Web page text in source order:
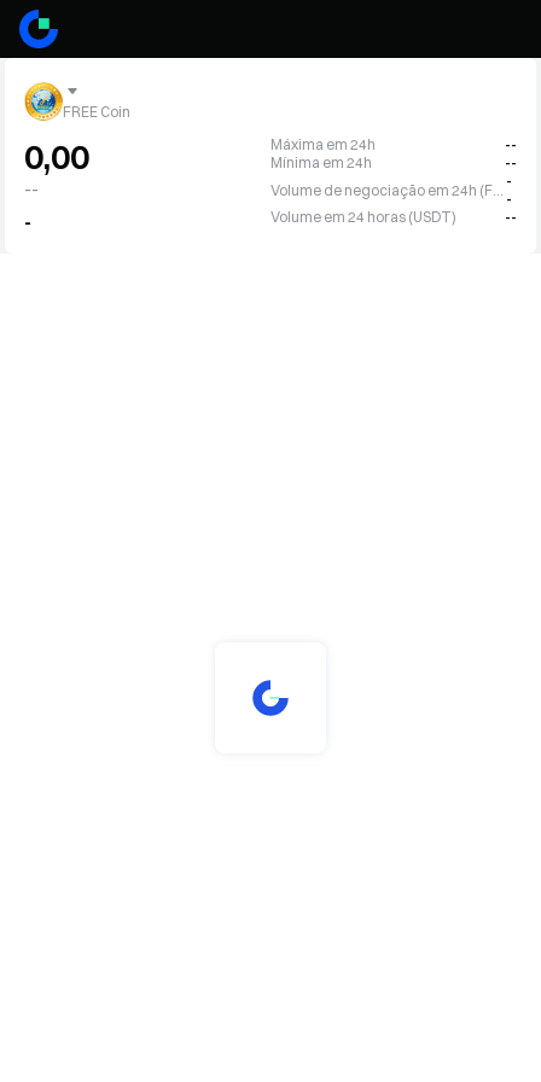
FREE Coin
0,00
--
-
Máxima em 24h
--
Mínima em 24h
--
-
-
Volume em 24 horas (USDT)
--